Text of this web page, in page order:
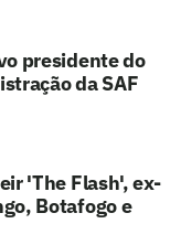
presidente do
da SAF
'The Flash', ex-
Botafogo e